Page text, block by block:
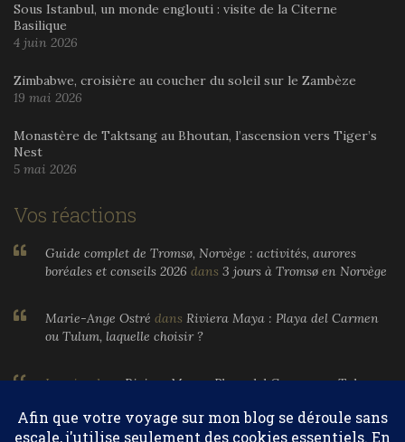
Sous Istanbul, un monde englouti : visite de la Citerne
Basilique
4 juin 2026
Zimbabwe, croisière au coucher du soleil sur le Zambèze
19 mai 2026
Monastère de Taktsang au Bhoutan, l’ascension vers Tiger’s
Nest
5 mai 2026
Vos réactions
Guide complet de Tromsø, Norvège : activités, aurores
boréales et conseils 2026 dans 3 jours à Tromsø en Norvège
Marie-Ange Ostré dans Riviera Maya : Playa del Carmen
ou Tulum, laquelle choisir ?
LarnierdansRiviera Maya : Playa del Carmen ou Tulum,